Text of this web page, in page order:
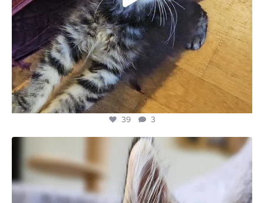
39 3
majesticmainecooncattery
Jun 7